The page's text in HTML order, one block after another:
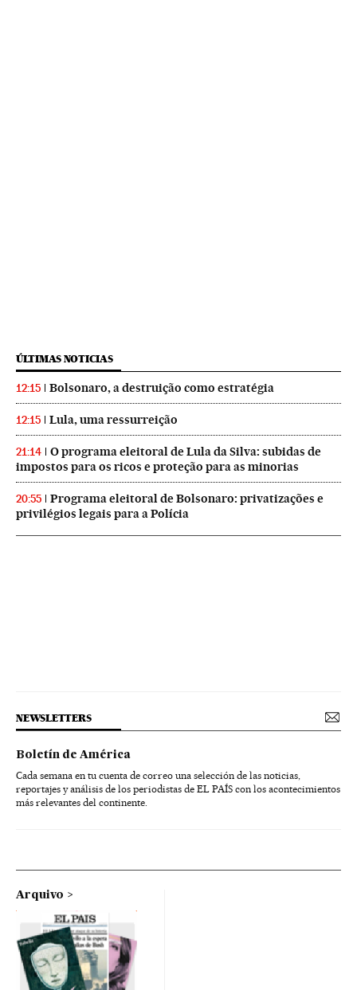
ÚLTIMAS NOTICIAS
12:15 Bolsonaro, a destruição como estratégia
12:15 Lula, uma ressurreição
21:14
O programa eleitoral de Lula da Silva: subidas de
impostos para os ricos e proteção para as minorias
20:55
Programa eleitoral de Bolsonaro: privatizações e
privilégios legais para a Polícia
NEWSLETTERS
Boletín de América
Cada semana en tu cuenta de correo una selección de las noticias,
reportajes y análisis de los periodistas de EL PAÍS con los acontecimientos
más relevantes del continente.
Arquivo